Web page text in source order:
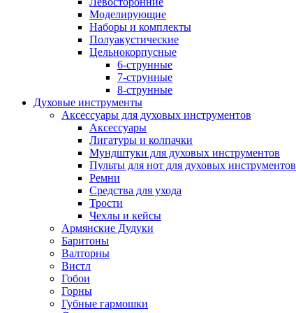
Моделирующие
Наборы и комплекты
Полуакустические
Цельнокорпусные
6-струнные
7-струнные
8-струнные
Духовые инструменты
Аксессуары для духовых инструментов
Аксессуары
Лигатуры и колпачки
Мундштуки для духовых инструментов
Пульты для нот для духовых инструментов
Ремни
Средства для ухода
Трости
Чехлы и кейсы
Армянские Дудуки
Баритоны
Валторны
Вистл
Гобои
Горны
Губные гармошки